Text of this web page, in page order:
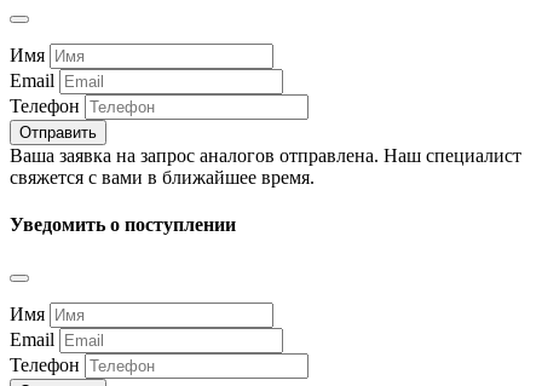
Имя
Email
Телефон
Отправить
Ваша заявка на запрос аналогов отправлена. Наш специалист
свяжется с вами в ближайшее время.
Уведомить о поступлении
Имя
Email
Телефон